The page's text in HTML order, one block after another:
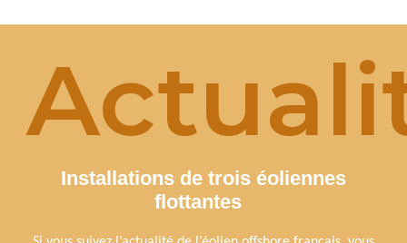
Installations de trois éoliennes
flottantes